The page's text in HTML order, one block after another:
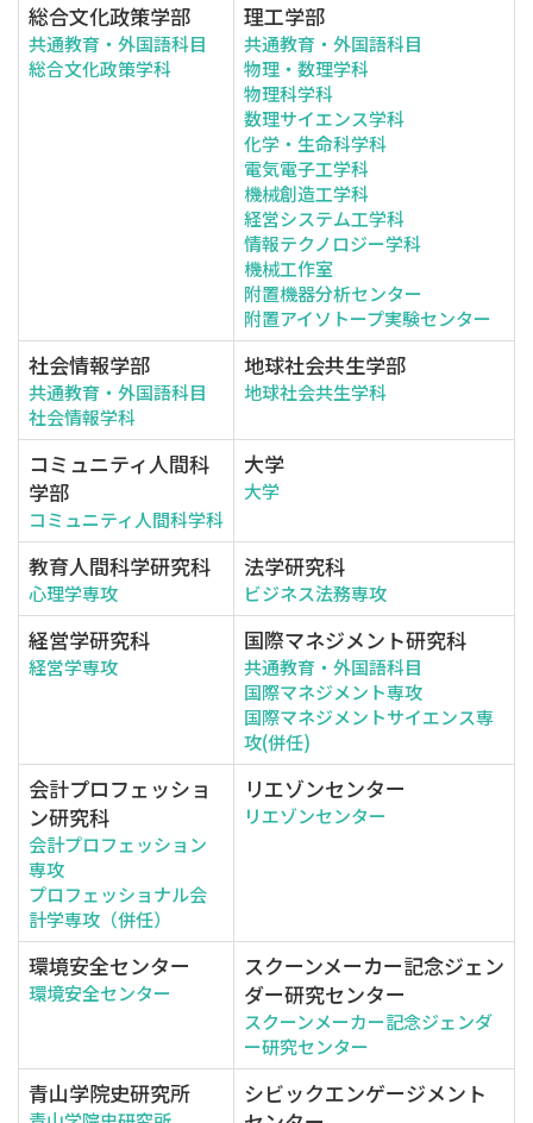
総合文化政策学部
共通教育・外国語科目
総合文化政策学科
理工学部
共通教育・外国語科目
物理・数理学科
物理科学科
数理サイエンス学科
化学・生命科学科
電気電子工学科
機械創造工学科
経営システム工学科
情報テクノロジー学科
機械工作室
附置機器分析センター
附置アイソトープ実験センター
社会情報学部
共通教育・外国語科目
社会情報学科
地球社会共生学部
地球社会共生学科
コミュニティ人間科
学部
コミュニティ人間科学科
大学
大学
教育人間科学研究科
心理学専攻
法学研究科
ビジネス法務専攻
経営学研究科
経営学専攻
国際マネジメント研究科
共通教育・外国語科目
国際マネジメント専攻
国際マネジメントサイエンス専
攻(併任)
会計プロフェッショ
ン研究科
会計プロフェッション
専攻
プロフェッショナル会
計学専攻（併任）
リエゾンセンター
リエゾンセンター
環境安全センター
環境安全センター
スクーンメーカー記念ジェン
ダー研究センター
スクーンメーカー記念ジェンダ
ー研究センター
青山学院史研究所
シビックエンゲージメント